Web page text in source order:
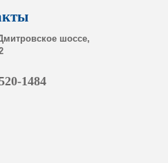
шоссе,
1484